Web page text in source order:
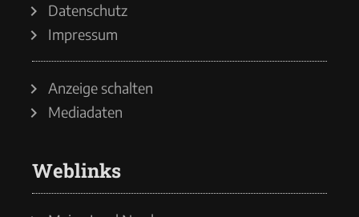
Datenschutz
Impressum
Anzeige schalten
Mediadaten
Weblinks